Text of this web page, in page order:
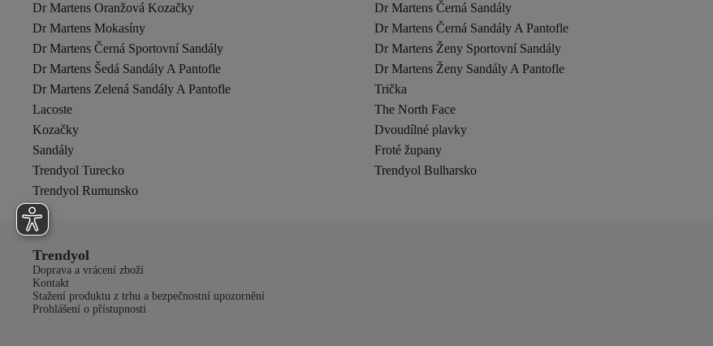
Dr Martens Oranžová Kozačky
Dr Martens Černá Sandály
Dr Martens Mokasíny
Dr Martens Černá Sandály A Pantofle
Dr Martens Černá Sportovní Sandály
Dr Martens Ženy Sportovní Sandály
Dr Martens Šedá Sandály A Pantofle
Dr Martens Ženy Sandály A Pantofle
Dr Martens Zelená Sandály A Pantofle
Trička
Lacoste
The North Face
Kozačky
Dvoudílné plavky
Sandály
Froté župany
Trendyol Turecko
Trendyol Bulharsko
Trendyol Rumunsko
Trendyol
Doprava a vrácení zboží
Kontakt
Stažení produktu z trhu a bezpečnostní upozornění
Prohlášení o přístupnosti